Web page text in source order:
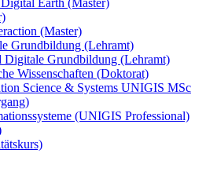
Earth (Master)
(Master)
Grundbildung (Lehramt)
Digitale Grundbildung (Lehramt)
Wissenschaften (Doktorat)
Science & Systems UNIGIS MSc
(UNIGIS Professional)